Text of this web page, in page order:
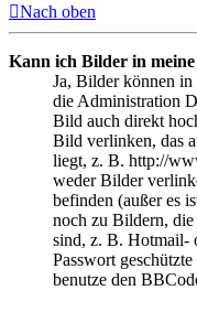
Nach oben
Kann ich Bilder in
Ja, Bilder können in
die Administration
Bild auch direkt
Bild verlinken, das
liegt, z. B. http://
weder Bilder
befinden (außer es
noch zu Bildern,
sind, z. B. Hotmail-
Passwort
benutze den